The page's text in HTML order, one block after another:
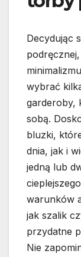
Decydując
wybrać
garderoby,
sobą.
bluzki,
dnia, jak i
jedną lub
warunków
jak szalik
przydatne
Nie